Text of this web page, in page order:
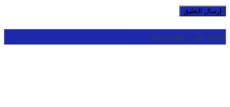
تابعنا على الفايسبوك